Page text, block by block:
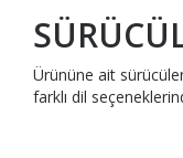
Ürününe ait
farklı dil